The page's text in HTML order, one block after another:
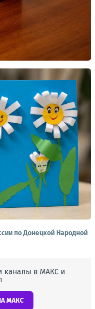
по Донецкой Народной
каналы в МАКС и
МАКС